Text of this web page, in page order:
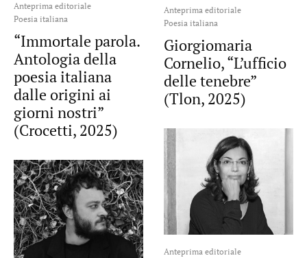
Anteprima editoriale
Poesia italiana
“Immortale parola.
Antologia della
poesia italiana
dalle origini ai
giorni nostri”
(Crocetti, 2025)
Anteprima editoriale
Poesia italiana
Giorgiomaria
Cornelio, “L’ufficio
delle tenebre”
(Tlon, 2025)
Anteprima editoriale